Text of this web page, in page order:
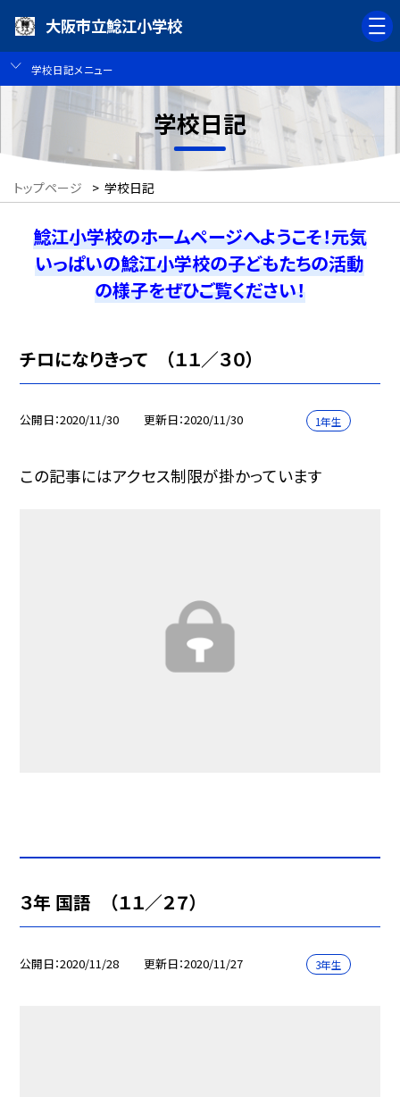
大阪市立鯰江小学校
学校日記メニュー
学校日記
トップページ > 学校日記
鯰江小学校のホームページへようこそ！元気
いっぱいの鯰江小学校の子どもたちの活動
の様子をぜひご覧ください！
チロになりきって （１１／３０）
公開日 2020/11/30 更新日 2020/11/30 1年生
この記事にはアクセス制限が掛かっています
３年 国語 （１１／２７）
公開日 2020/11/28 更新日 2020/11/27 3年生